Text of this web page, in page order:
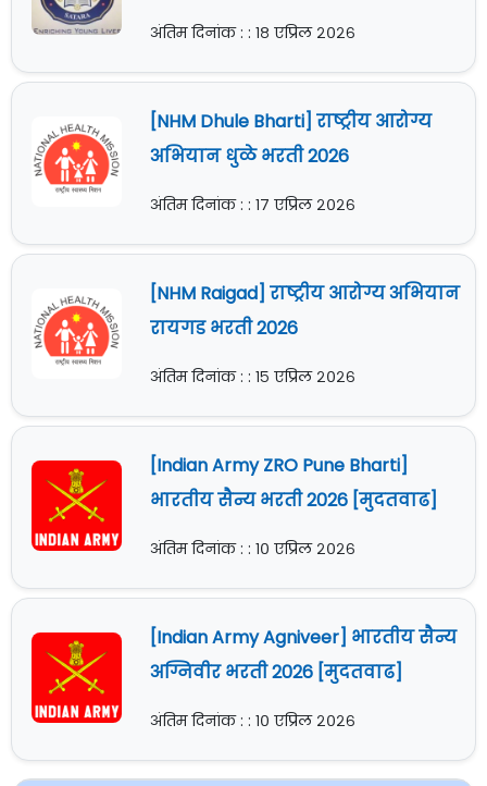
अंतिम दिनांक : : १८ एप्रिल २०२६
[NHM Dhule Bharti] राष्ट्रीय आरोग्य
अभियान धुळे भरती 2026
अंतिम दिनांक : : १७ एप्रिल २०२६
[NHM Raigad] राष्ट्रीय आरोग्य अभियान
रायगड भरती 2026
अंतिम दिनांक : : १५ एप्रिल २०२६
[Indian Army ZRO Pune Bharti]
भारतीय सैन्य भरती 2026 [मुदतवाढ]
अंतिम दिनांक : : १० एप्रिल २०२६
[Indian Army Agniveer] भारतीय सैन्य
अग्निवीर भरती 2026 [मुदतवाढ]
अंतिम दिनांक : : १० एप्रिल २०२६